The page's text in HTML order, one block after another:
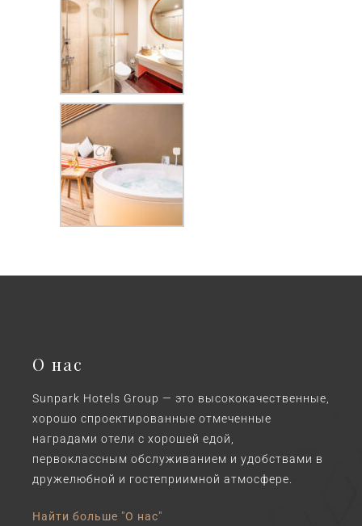
О нас
Sunpark Hotels Group — это высококачественные,
хорошо спроектированные отмеченные
наградами отели с хорошей едой,
первоклассным обслуживанием и удобствами в
дружелюбной и гостеприимной атмосфере.
Найти больше "О нас"